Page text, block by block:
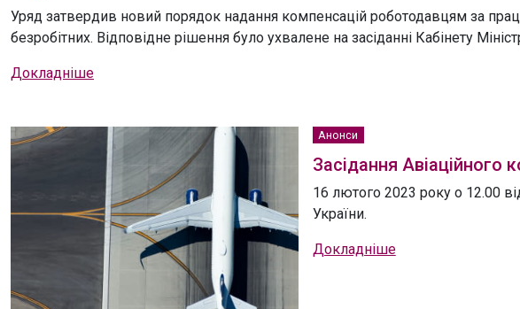
Уряд затвердив новий порядок надання компенсацій роботодавцям за
безробітних. Відповідне рішення було ухвалене на засіданні Кабінету
Докладніше
Анонси
Засідання Авіаційного
16 лютого 2023 року о 12.00
України.
Докладніше